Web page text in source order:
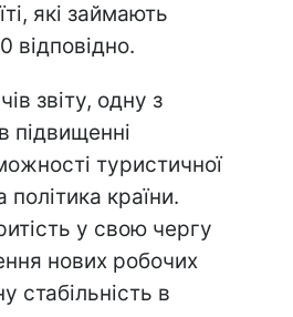
які займають
відповідно.
звіту, одну з
підвищенні
туристичної
політика країни.
у свою чергу
нових робочих
стабільність в